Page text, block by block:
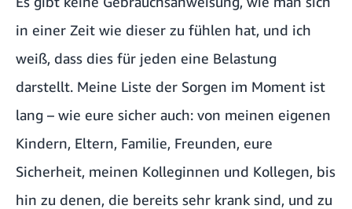
in einer Zeit wie dieser zu fühlen hat, und ich
weiß, dass dies für jeden eine Belastung
darstellt. Meine Liste der Sorgen im Moment ist
lang – wie eure sicher auch: von meinen eigenen
Kindern, Eltern, Familie, Freunden, eure
Sicherheit, meinen Kolleginnen und Kollegen, bis
hin zu denen, die bereits sehr krank sind, und zu